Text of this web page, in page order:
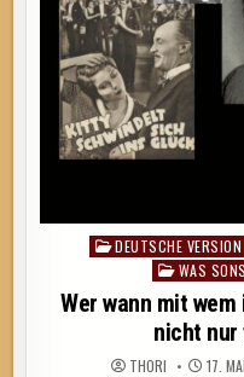
Posted
DEUTSCHE VERSION
WAS
Wer wann mit
nicht nur
THORI 17.